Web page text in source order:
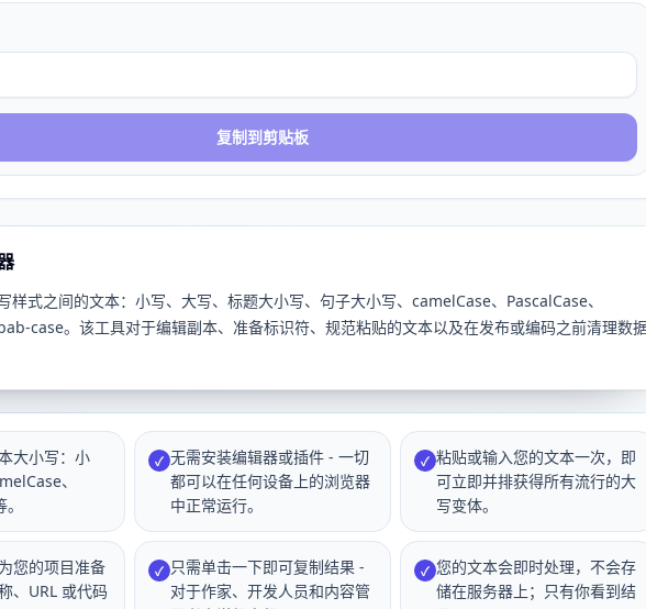
复制到剪贴板
样式之间的文本：小写、大写、标题大小写、句子大小写、camelCase、PascalCase、
case。该工具对于编辑副本、准备标识符、规范粘贴的文本以及在发布或编码之前清理数
大小写：小
、
✓ 无需安装编辑器或插件 - 一切
都可以在任何设备上的浏览器
中正常运行。
✓ 粘贴或输入您的文本一次，即
可立即并排获得所有流行的大
写变体。
您的项目准备
、URL 或代码
✓ 只需单击一下即可复制结果 -
对于作家、开发人员和内容管
✓ 您的文本会即时处理，不会存
储在服务器上；只有你看到结